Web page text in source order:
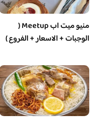
منيو ميت اب Meetup (
الوجبات + الاسعار + الفروع )